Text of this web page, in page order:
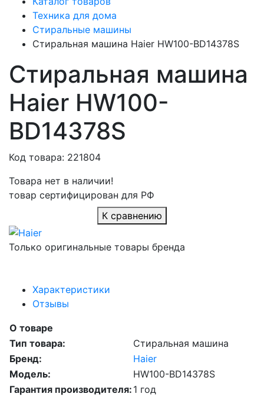
Техника для дома
Стиральные машины
Стиральная машина Haier HW100-BD14378S
Стиральная машина
Haier HW100-
BD14378S
Код товара: 221804
Товара нет в наличии!
товар сертифицирован для РФ
К сравнению
Только оригинальные товары бренда
Характеристики
Отзывы
О товаре
Тип товара:
Стиральная машина
Бренд:
Haier
Модель:
HW100-BD14378S
Гарантия производителя: 1 год